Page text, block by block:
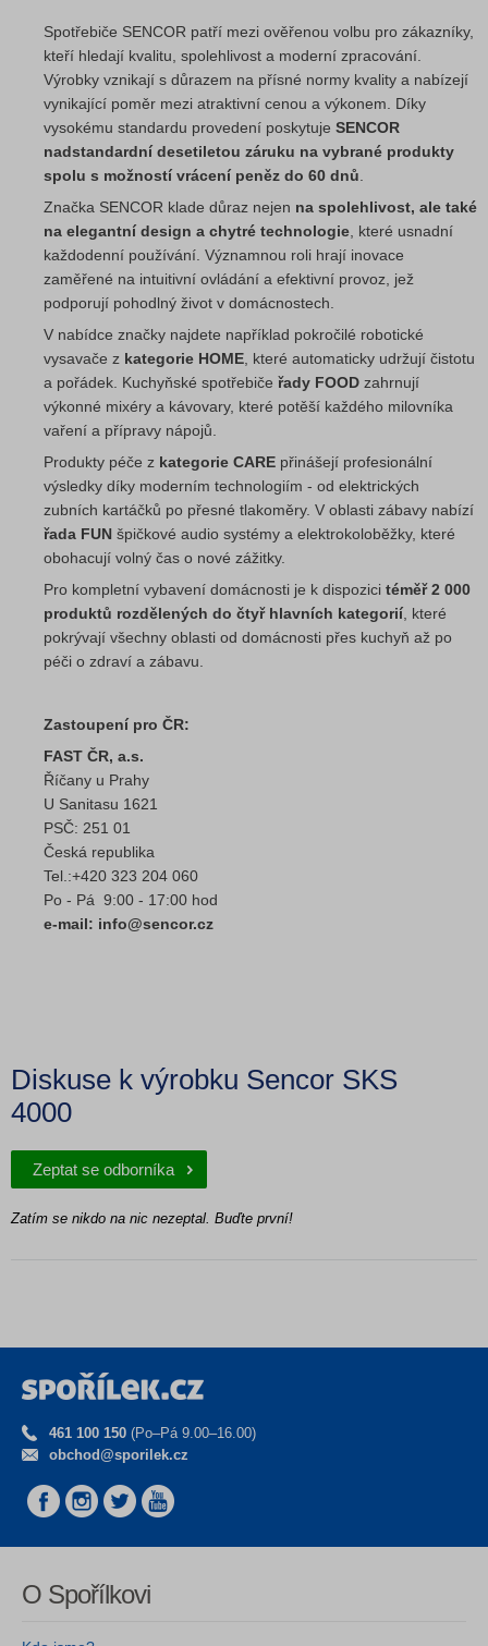
Spotřebiče SENCOR patří mezi ověřenou volbu pro zákazníky,
kteří hledají kvalitu, spolehlivost a moderní zpracování.
Výrobky vznikají s důrazem na přísné normy kvality a nabízejí
vynikající poměr mezi atraktivní cenou a výkonem. Díky
vysokému standardu provedení poskytuje SENCOR
nadstandardní desetiletou záruku na vybrané produkty
spolu s možností vrácení peněz do 60 dnů
Značka SENCOR klade důraz nejen na spolehlivost, ale také
na elegantní design a chytré technologie , které usnadní
každodenní používání. Významnou roli hrají inovace
zaměřené na intuitivní ovládání a efektivní provoz, jež
podporují pohodlný život v domácnostech.
V nabídce značky najdete například pokročilé robotické
vysavače z kategorie HOME , které automaticky udržují čistotu
a pořádek. Kuchyňské spotřebiče řady FOOD zahrnují
výkonné mixéry a kávovary, které potěší každého milovníka
vaření a přípravy nápojů.
Produkty péče z kategorie CARE přinášejí profesionální
výsledky díky moderním technologiím - od elektrických
zubních kartáčků po přesné tlakoměry. V oblasti zábavy nabízí
řada FUN špičkové audio systémy a elektrokoloběžky, které
obohacují volný čas o nové zážitky.
Pro kompletní vybavení domácnosti je k dispozici téměř 2 000
produktů rozdělených do čtyř hlavních kategorií , které
pokrývají všechny oblasti od domácnosti přes kuchyň až po
péči o zdraví a zábavu.
Zastoupení pro ČR:
FAST ČR, a.s.
Říčany u Prahy
U Sanitasu 1621
PSČ: 251 01
Česká republika
Tel.:+420 323 204 060
Po - Pá 9:00 - 17:00 hod
e-mail: info@sencor.cz
Diskuse k výrobku Sencor SKS
4000
Zeptat se odborníka
Zatím se nikdo na nic nezeptal. Buďte první!
461 100 150 (Po–Pá 9.00–16.00)
obchod@sporilek.cz
O Spořílkovi